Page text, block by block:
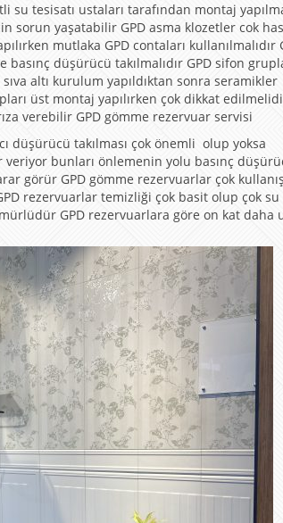
tesisatı ustaları tarafından montaj
sorun yaşatabilir GPD asma klozetler cok
mutlaka GPD contaları kullanılmalıdır
düşürücü takılmalıdır GPD sifon
altı kurulum yapıldıktan sonra seramikler
üst montaj yapılırken çok dikkat
verebilir GPD gömme rezervuar servisi
düşürücü takılması çok önemli olup yoksa
bunları önlemenin yolu basınç
görür GPD gömme rezervuarlar çok
rezervuarlar temizliği çok basit olup çok su
GPD rezervuarlara göre on kat daha